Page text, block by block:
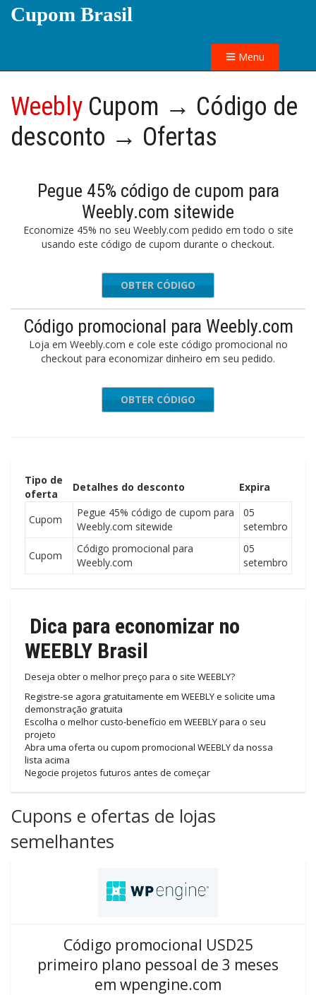
Cupom Brasil
Menu
Weebly Cupom → Código de
desconto → Ofertas
Pegue 45% código de cupom para
Weebly.com sitewide
Economize 45% no seu Weebly.com pedido em todo o site
usando este código de cupom durante o checkout.
TEXT45
OBTER CÓDIGO
Código promocional para Weebly.com
Loja em Weebly.com e cole este código promocional no
checkout para economizar dinheiro em seu pedido.
RLYBIRD
OBTER CÓDIGO
Tipo de
oferta
Detalhes do desconto Expira
Cupom
Pegue 45% código de cupom para
Weebly.com sitewide
05
setembro
Cupom
Código promocional para
Weebly.com
05
setembro
Dica para economizar no
WEEBLY Brasil
Deseja obter o melhor preço para o site WEEBLY?
Registre-se agora gratuitamente em WEEBLY e solicite uma
demonstração gratuita
Escolha o melhor custo-benefício em WEEBLY para o seu
projeto
Abra uma oferta ou cupom promocional WEEBLY da nossa
lista acima
Negocie projetos futuros antes de começar
Cupons e ofertas de lojas
semelhantes
Código promocional USD25
primeiro plano pessoal de 3 meses
em wpengine.com